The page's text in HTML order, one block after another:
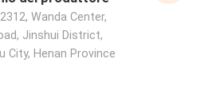
Wanda Center,
Jinshui District,
City, Henan Province